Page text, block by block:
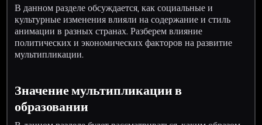
В данном разделе обсуждается, как социальные и
культурные изменения влияли на содержание и стиль
анимации в разных странах. Разберем влияние
политических и экономических факторов на развитие
мультипликации.
Значение мультипликации в
образовании